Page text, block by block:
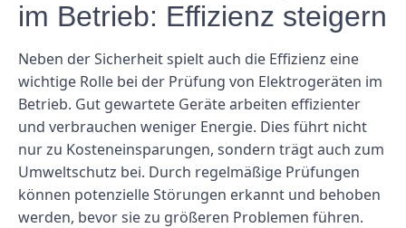
im Betrieb: Effizienz steigern
Neben der Sicherheit spielt auch die Effizienz eine
wichtige Rolle bei der Prüfung von Elektrogeräten im
Betrieb. Gut gewartete Geräte arbeiten effizienter
und verbrauchen weniger Energie. Dies führt nicht
nur zu Kosteneinsparungen, sondern trägt auch zum
Umweltschutz bei. Durch regelmäßige Prüfungen
können potenzielle Störungen erkannt und behoben
werden, bevor sie zu größeren Problemen führen.